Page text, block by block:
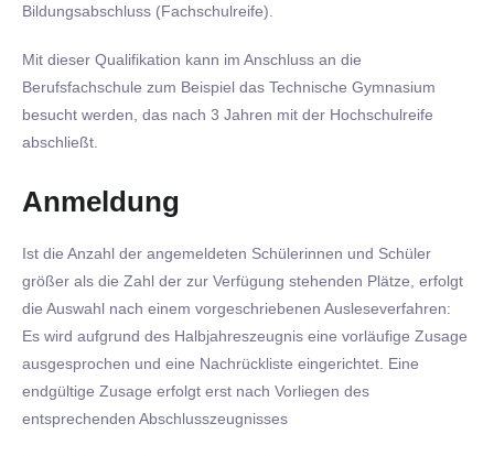
Bildungsabschluss (Fachschulreife).
Mit dieser Qualifikation kann im Anschluss an die
Berufsfachschule zum Beispiel das Technische Gymnasium
besucht werden, das nach 3 Jahren mit der Hochschulreife
abschließt.
Anmeldung
Ist die Anzahl der angemeldeten Schülerinnen und Schüler
größer als die Zahl der zur Verfügung stehenden Plätze, erfolgt
die Auswahl nach einem vorgeschriebenen Ausleseverfahren:
Es wird aufgrund des Halbjahreszeugnis eine vorläufige Zusage
ausgesprochen und eine Nachrückliste eingerichtet. Eine
endgültige Zusage erfolgt erst nach Vorliegen des
entsprechenden Abschlusszeugnisses